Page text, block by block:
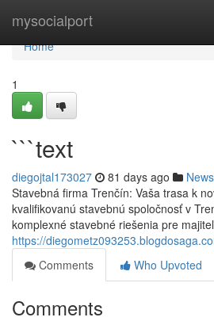
mysocialport
Home
Home
1
```text
diegojtal173027 81 days ago News
Stavebná firma Trenčín: Vaša trasa k
kvalifikovanú stavebnú spoločnosť v
komplexné stavebné riešenia pre
https://
Comments
Who Upvoted
Comments